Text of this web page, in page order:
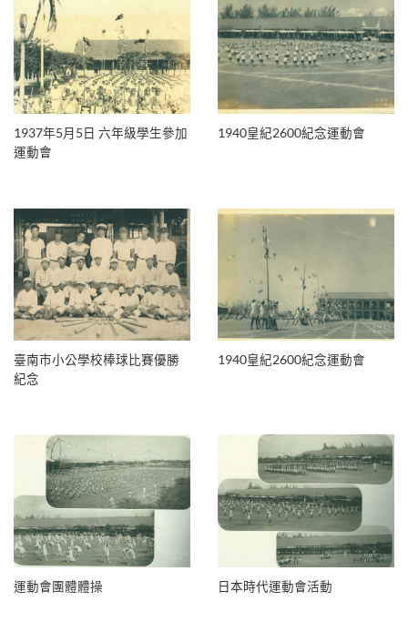
1937年5月5日 六年級學生參加
運動會
1940皇紀2600紀念運動會
臺南市小公學校棒球比賽優勝
紀念
1940皇紀2600紀念運動會
運動會團體體操 日本時代運動會活動